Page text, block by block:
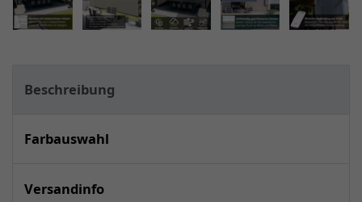
Beschreibung
Farbauswahl
Versandinfo